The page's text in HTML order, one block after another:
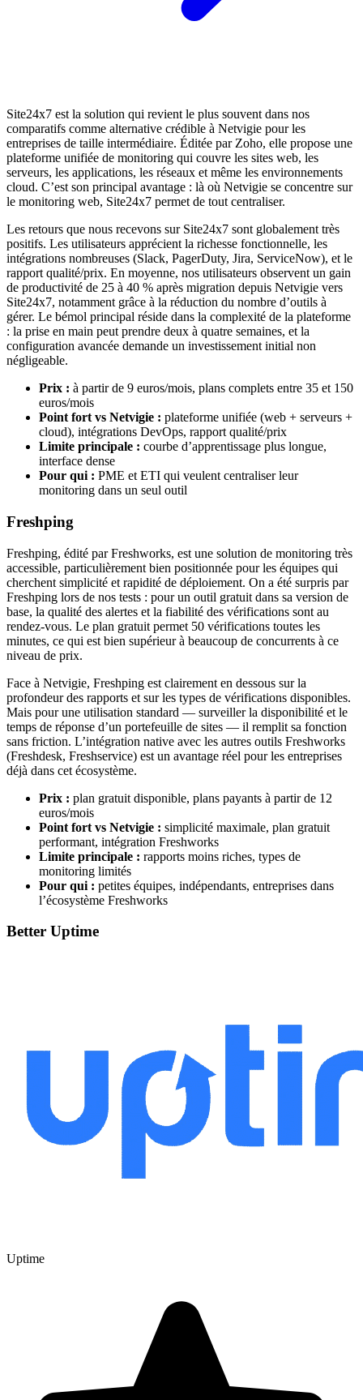
Site24x7 est la solution qui revient le plus souvent dans nos
comparatifs comme alternative crédible à Netvigie pour les
entreprises de taille intermédiaire. Éditée par Zoho, elle propose une
plateforme unifiée de monitoring qui couvre les sites web, les
serveurs, les applications, les réseaux et même les environnements
cloud. C’est son principal avantage : là où Netvigie se concentre sur
le monitoring web, Site24x7 permet de tout centraliser.
Les retours que nous recevons sur Site24x7 sont globalement très
positifs. Les utilisateurs apprécient la richesse fonctionnelle, les
intégrations nombreuses (Slack, PagerDuty, Jira, ServiceNow), et le
rapport qualité/prix. En moyenne, nos utilisateurs observent un gain
de productivité de 25 à 40 % après migration depuis Netvigie vers
Site24x7, notamment grâce à la réduction du nombre d’outils à
gérer. Le bémol principal réside dans la complexité de la plateforme
: la prise en main peut prendre deux à quatre semaines, et la
configuration avancée demande un investissement initial non
négligeable.
Prix : à partir de 9 euros/mois, plans complets entre 35 et 150
euros/mois
Point fort vs Netvigie : plateforme unifiée (web + serveurs +
cloud), intégrations DevOps, rapport qualité/prix
Limite principale : courbe d’apprentissage plus longue,
interface dense
Pour qui : PME et ETI qui veulent centraliser leur
monitoring dans un seul outil
Freshping
Freshping, édité par Freshworks, est une solution de monitoring très
accessible, particulièrement bien positionnée pour les équipes qui
cherchent simplicité et rapidité de déploiement. On a été surpris par
Freshping lors de nos tests : pour un outil gratuit dans sa version de
base, la qualité des alertes et la fiabilité des vérifications sont au
rendez-vous. Le plan gratuit permet 50 vérifications toutes les
minutes, ce qui est bien supérieur à beaucoup de concurrents à ce
niveau de prix.
Face à Netvigie, Freshping est clairement en dessous sur la
profondeur des rapports et sur les types de vérifications disponibles.
Mais pour une utilisation standard — surveiller la disponibilité et le
temps de réponse d’un portefeuille de sites — il remplit sa fonction
sans friction. L’intégration native avec les autres outils Freshworks
(Freshdesk, Freshservice) est un avantage réel pour les entreprises
déjà dans cet écosystème.
Prix : plan gratuit disponible, plans payants à partir de 12
euros/mois
Point fort vs Netvigie : simplicité maximale, plan gratuit
performant, intégration Freshworks
Limite principale : rapports moins riches, types de
monitoring limités
Pour qui : petites équipes, indépendants, entreprises dans
l’écosystème Freshworks
Better Uptime
Uptime